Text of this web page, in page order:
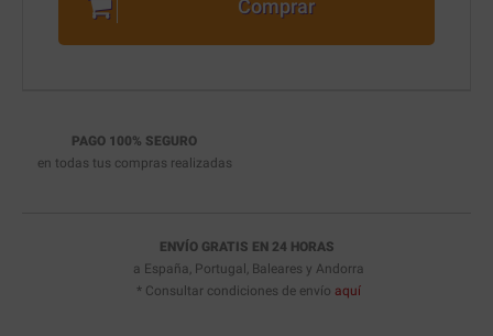
Comprar
PAGO 100% SEGURO
en todas tus compras realizadas
ENVÍO GRATIS EN 24 HORAS
a España, Portugal, Baleares y Andorra
* Consultar condiciones de envío aquí